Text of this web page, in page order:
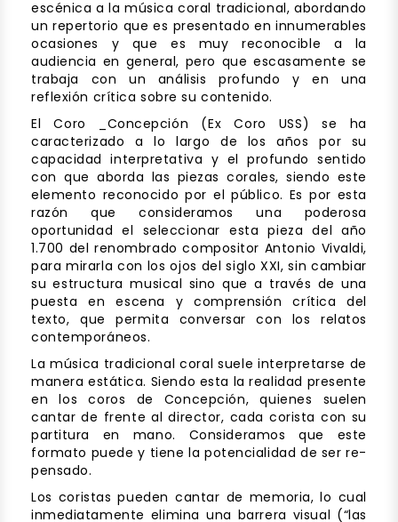
escénica a la música coral tradicional, abordando
un repertorio que es presentado en innumerables
ocasiones y que es muy reconocible a la
audiencia en general, pero que escasamente se
trabaja con un análisis profundo y en una
reflexión crítica sobre su contenido.
El Coro _Concepción (Ex Coro USS) se ha
caracterizado a lo largo de los años por su
capacidad interpretativa y el profundo sentido
con que aborda las piezas corales, siendo este
elemento reconocido por el público. Es por esta
razón que consideramos una poderosa
oportunidad el seleccionar esta pieza del año
1.700 del renombrado compositor Antonio Vivaldi,
para mirarla con los ojos del siglo XXI, sin cambiar
su estructura musical sino que a través de una
puesta en escena y comprensión crítica del
texto, que permita conversar con los relatos
contemporáneos.
La música tradicional coral suele interpretarse de
manera estática. Siendo esta la realidad presente
en los coros de Concepción, quienes suelen
cantar de frente al director, cada corista con su
partitura en mano. Consideramos que este
formato puede y tiene la potencialidad de ser re-
pensado.
Los coristas pueden cantar de memoria, lo cual
inmediatamente elimina una barrera visual (“las